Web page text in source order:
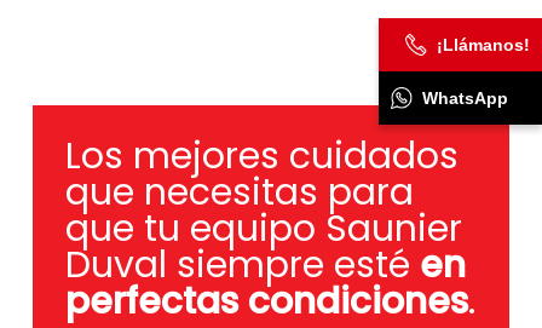
Los mejores cuidados
que necesitas para
que tu equipo Saunier
Duval siempre esté en
perfectas condiciones.
¡Llámanos!
WhatsApp